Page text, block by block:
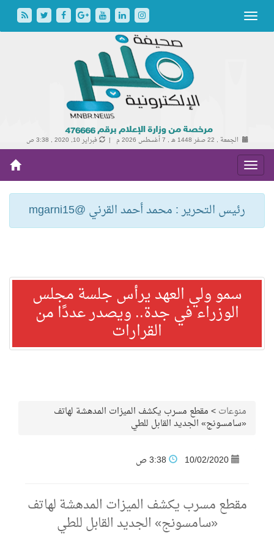
الجمعة , 22 صفر 1448 هـ , 7 أغسطس 2026 م | فبراير 10, 2020 , 3:38 ص
رئيس التحرير : محمد أحمد القرني @mgarni15
سمو ولي العهد يرأس جلسة مجلس
الوزراء في جدة.. ويصدر عددًا من
القرارات
منوعات>مقطع مسرب يكشف الميزات المدهشة لهاتف
«سامسونج» الجديد القابل للطي
10/02/2020
مقطع مسرب يكشف الميزات المدهشة لهاتف
«سامسونج» الجديد القابل للطي